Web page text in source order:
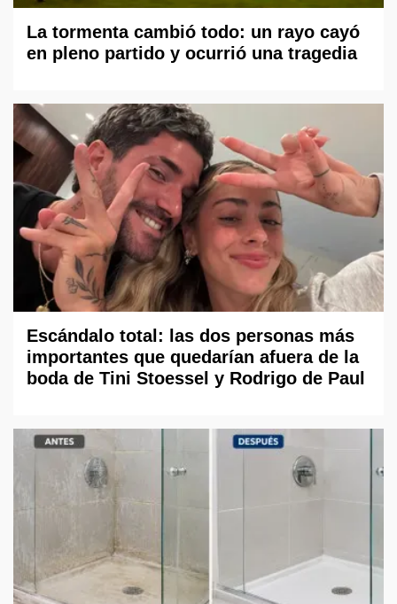
La tormenta cambió todo: un rayo cayó
en pleno partido y ocurrió una tragedia
Escándalo total: las dos personas más
importantes que quedarían afuera de la
boda de Tini Stoessel y Rodrigo de Paul